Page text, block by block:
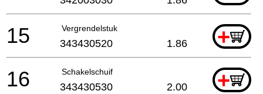
Vergrendelstuk +
15 343430520 1.86
Schakelschuif +
16 343430530 2.00